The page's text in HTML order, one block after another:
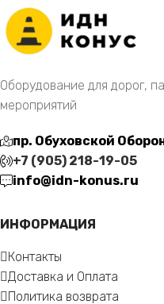
Оборудование для дорог,
мероприятий
пр. Обуховской
+7 (905) 218-19-05
info@idn-konus.ru
ИНФОРМАЦИЯ
Контакты
Доставка и Оплата
Политика возврата